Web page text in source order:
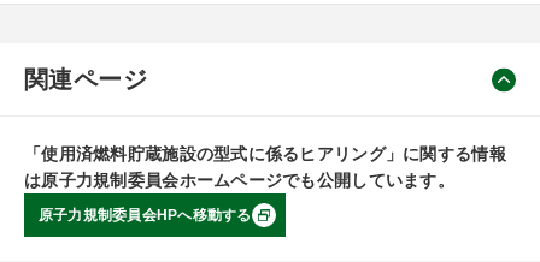
関連ページ
「使用済燃料貯蔵施設の型式に係るヒアリング」に関する情報
は原子力規制委員会ホームページでも公開しています。
原子力規制委員会HPへ移動する